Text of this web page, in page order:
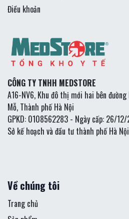
Điều khoản
CÔNG TY TNHH MEDSTORE
A16-NV6, Khu đô thị mới hai bên đường
Mỗ, Thành phố Hà Nội
GPKD: 0108562283 - Ngày cấp: 26/
Sở kế hoạch và đầu tư thành phố Hà Nội
Về chúng tôi
Trang chủ